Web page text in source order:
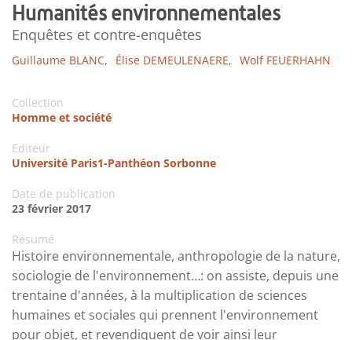
Humanités environnementales
Enquêtes et contre-enquêtes
Guillaume BLANC, Élise DEMEULENAERE, Wolf FEUERHAHN
Collection
Homme et société
Editeur
Université Paris1-Panthéon Sorbonne
Date de publication
23 février 2017
Résumé
Histoire environnementale, anthropologie de la nature,
sociologie de l'environnement…: on assiste, depuis une
trentaine d'années, à la multiplication de sciences
humaines et sociales qui prennent l'environnement
pour objet, et revendiquent de voir ainsi leur